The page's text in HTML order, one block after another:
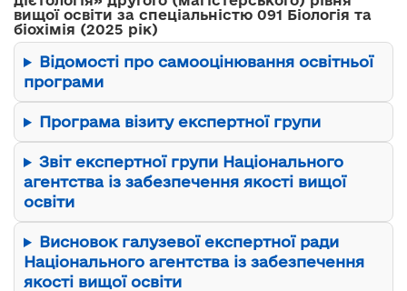
вищої освіти за спеціальністю 091 Біологія та
біохімія (2025 рік)
Відомості про самооцінювання освітньої
програми
Програма візиту експертної групи
Звіт експертної групи Національного
агентства із забезпечення якості вищої
освіти
Висновок галузевої експертної ради
Національного агентства із забезпечення
якості вищої освіти